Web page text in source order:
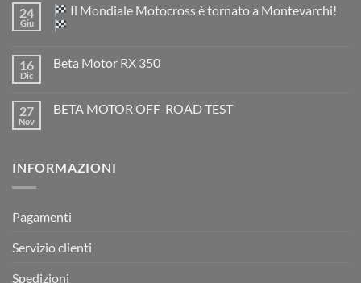
su
TM
EN
2026:
è
arrivata
24
Giu
Il Mondiale Motocross è tornato a Montevarchi!
su
Motocross
è
16
Dic
Beta Motor RX 350
Beta
27
Nov
BETA MOTOR OFF-ROAD TEST
MOTOR
INFORMAZIONI
Pagamenti
Servizio clienti
Spedizioni